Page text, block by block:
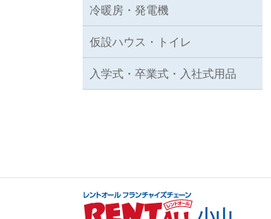
冷暖房・発電機
仮設ハウス・トイレ
入学式・卒業式・入社式用品